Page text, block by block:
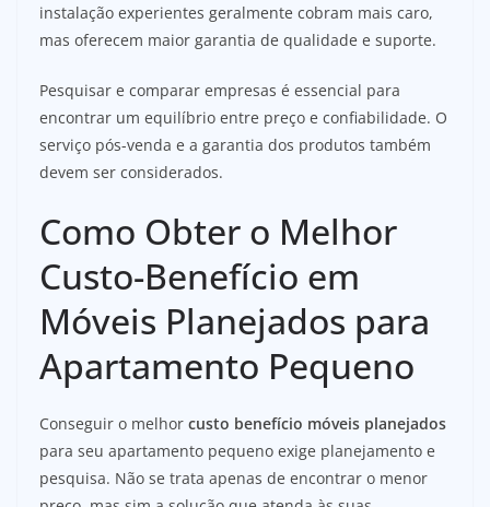
instalação experientes geralmente cobram mais caro,
mas oferecem maior garantia de qualidade e suporte.
Pesquisar e comparar empresas é essencial para
encontrar um equilíbrio entre preço e confiabilidade. O
serviço pós-venda e a garantia dos produtos também
devem ser considerados.
Como Obter o Melhor
Custo-Benefício em
Móveis Planejados para
Apartamento Pequeno
Conseguir o melhor custo benefício móveis planejados
para seu apartamento pequeno exige planejamento e
pesquisa. Não se trata apenas de encontrar o menor